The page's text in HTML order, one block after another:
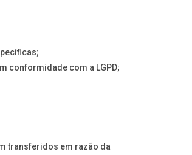
conformidade com a LGPD;
transferidos em razão da